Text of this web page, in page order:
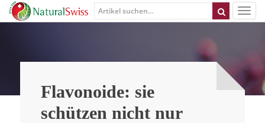
Flavonoide: sie
schützen nicht nur